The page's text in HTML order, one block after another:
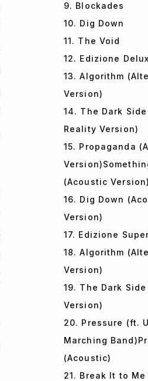
9. Blockades
10. Dig Down
11. The Void
12. Edizione
13. Algorithm
Version)
14. The Dark
Reality Version)
15. Propaganda
(Acoustic Version)
16. Dig Down
Version)
17. Edizione
18. Algorithm
Version)
19. The Dark
Version)
20. Pressure (ft.
Marching
(Acoustic)
21. Break It to Me